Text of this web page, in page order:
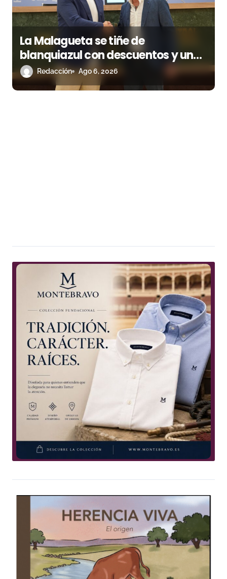
La Malagueta se tiñe de
blanquiazul con descuentos y una
corrida homenaje al Málaga CF
Redacción Ago 6, 2026